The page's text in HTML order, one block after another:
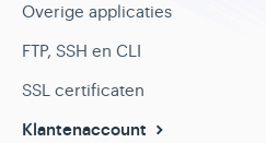
Overige applicaties
FTP, SSH en CLI
SSL certificaten
Klantenaccount